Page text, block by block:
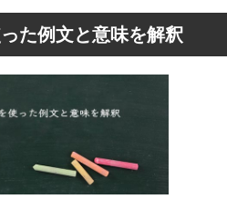
た例文と意味を解釈